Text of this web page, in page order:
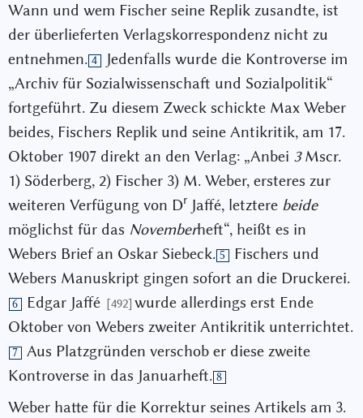
Wann und wem Fischer seine Replik zusandte, ist
der überlieferten Verlagskorrespondenz nicht zu
entnehmen. 4
Jedenfalls wurde die Kontroverse im
„Archiv für Sozialwissenschaft und Sozialpolitik“
fortgeführt. Zu diesem Zweck schickte Max Weber
beides, Fischers Replik und seine Antikritik, am 17.
Oktober 1907 direkt an den Verlag: „Anbei 3Mscr.
1) Söderberg, 2) Fischer 3) Μ. Weber, ersteres zur
weiteren Verfügung von Dr Jaffé, letztere beide
möglichst für das Novemberheft“, heißt es in
Webers Brief an Oskar Siebeck. 5
Fischers und
Webers Manuskript gingen sofort an die Druckerei.
6 Edgar Jaffé [492] wurde allerdings erst Ende
Oktober von Webers zweiter Antikritik unterrichtet.
7
Aus Platzgründen verschob er diese zweite
Kontroverse in das Januarheft. 8
Weber hatte für die Korrektur seines Artikels am 3.